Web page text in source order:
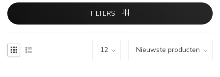
FILTERS